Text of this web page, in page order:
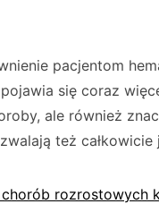
pacjentom
się coraz
ale również
też całkowicie
rozrostowych